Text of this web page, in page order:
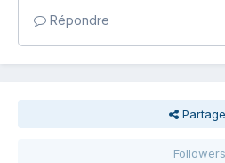
Répondre
Followers